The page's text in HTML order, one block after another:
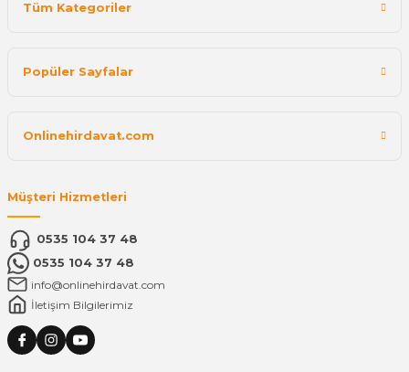
Tüm Kategoriler
Popüler Sayfalar
Onlinehirdavat.com
Müşteri Hizmetleri
0535 104 37 48
0535 104 37 48
info@onlinehirdavat.com
İletişim Bilgilerimiz